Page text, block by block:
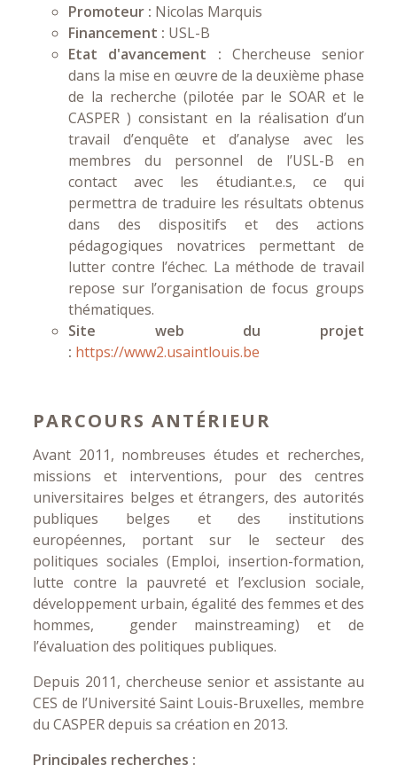
Promoteur : Nicolas Marquis
Financement : USL-B
Etat d'avancement : Chercheuse senior
dans la mise en œuvre de la deuxième phase
de la recherche (pilotée par le SOAR et le
CASPER ) consistant en la réalisation d’un
travail d’enquête et d’analyse avec les
membres du personnel de l’USL-B en
contact avec les étudiant.e.s, ce qui
permettra de traduire les résultats obtenus
dans des dispositifs et des actions
pédagogiques novatrices permettant de
lutter contre l’échec. La méthode de travail
repose sur l’organisation de focus groups
thématiques.
Site web du projet
: https://www2.usaintlouis.be
PARCOURS ANTÉRIEUR
Avant 2011, nombreuses études et recherches,
missions et interventions, pour des centres
universitaires belges et étrangers, des autorités
publiques belges et des institutions
européennes, portant sur le secteur des
politiques sociales (Emploi, insertion-formation,
lutte contre la pauvreté et l’exclusion sociale,
développement urbain, égalité des femmes et des
hommes, gender mainstreaming) et de
l’évaluation des politiques publiques.
Depuis 2011, chercheuse senior et assistante au
CES de l’Université Saint Louis-Bruxelles, membre
du CASPER depuis sa création en 2013.
Principales recherches :